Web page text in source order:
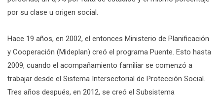
por su clase u origen social.
Hace 19 años, en 2002, el entonces Ministerio de Planificación
y Cooperación (Mideplan) creó el programa Puente. Esto hasta
2009, cuando el acompañamiento familiar se comenzó a
trabajar desde el Sistema Intersectorial de Protección Social.
Tres años después, en 2012, se creó el Subsistema